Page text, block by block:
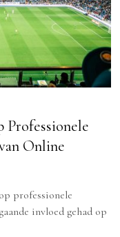
Professionele
Online
professionele
invloed gehad op